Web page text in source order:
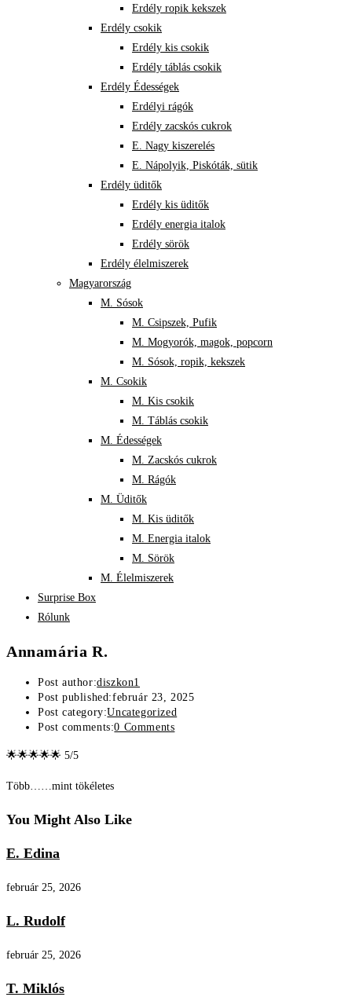
Erdély ropik kekszek
Erdély csokik
Erdély kis csokik
Erdély táblás csokik
Erdély Édességek
Erdélyi rágók
Erdély zacskós cukrok
E. Nagy kiszerelés
E. Nápolyik, Piskóták, sütik
Erdély üditők
Erdély kis üditők
Erdély energia italok
Erdély sörök
Erdély élelmiszerek
Magyarország
M. Sósok
M. Csipszek, Pufik
M. Mogyorók, magok, popcorn
M. Sósok, ropik, kekszek
M. Csokik
M. Kis csokik
M. Táblás csokik
M. Édességek
M. Zacskós cukrok
M. Rágók
M. Üditők
M. Kis üditők
M. Energia italok
M. Sörök
M. Élelmiszerek
Surprise Box
Rólunk
Annamária R.
Post author:diszkon1
Post published:február 23, 2025
Post category:Uncategorized
Post comments:0 Comments
🌟🌟🌟🌟🌟 5/5
Több……mint tökéletes
You Might Also Like
E. Edina
február 25, 2026
L. Rudolf
február 25, 2026
T. Miklós